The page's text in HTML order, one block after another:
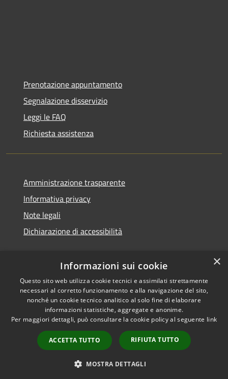
Prenotazione appuntamento
Segnalazione disservizio
Leggi le FAQ
Richiesta assistenza
Amministrazione trasparente
Informativa privacy
Note legali
Dichiarazione di accessibilità
RSS
Accessibilità
Copyright © 2026 • Comune di
Municipium•
Accesso
redazione
×
Informazioni sui cookie
Questo sito web utilizza cookie tecnici e assimilati strettamente
necessari al corretto funzionamento e alla navigazione del sito,
nonché un cookie tecnico analitico al solo fine di elaborare
informazioni statistiche, aggregate e anonime.
Per maggiori dettagli, può consultare la cookie policy al seguente link
ACCETTA TUTTO RIFIUTA TUTTO
MOSTRA DETTAGLI